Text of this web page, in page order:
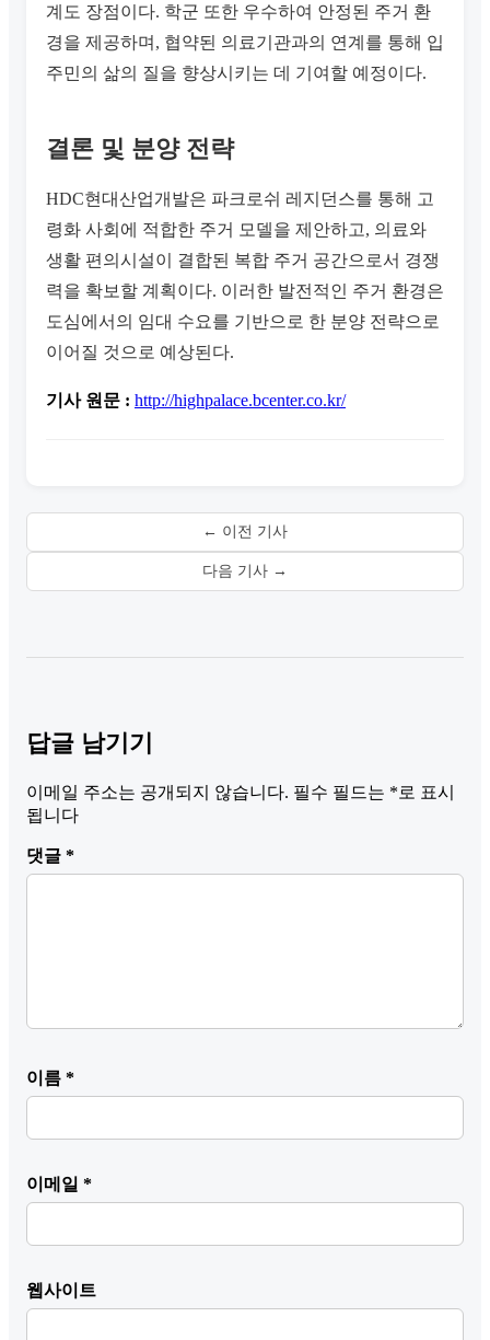
계도 장점이다. 학군 또한 우수하여 안정된 주거 환
경을 제공하며, 협약된 의료기관과의 연계를 통해 입
주민의 삶의 질을 향상시키는 데 기여할 예정이다.
결론 및 분양 전략
HDC현대산업개발은 파크로쉬 레지던스를 통해 고
령화 사회에 적합한 주거 모델을 제안하고, 의료와
생활 편의시설이 결합된 복합 주거 공간으로서 경쟁
력을 확보할 계획이다. 이러한 발전적인 주거 환경은
도심에서의 임대 수요를 기반으로 한 분양 전략으로
이어질 것으로 예상된다.
기사 원문 : http://highpalace.bcenter.co.kr/
← 이전 기사
다음 기사 →
답글 남기기
이메일 주소는 공개되지 않습니다. 필수 필드는 *로 표시
됩니다
댓글 *
이름 *
이메일 *
웹사이트